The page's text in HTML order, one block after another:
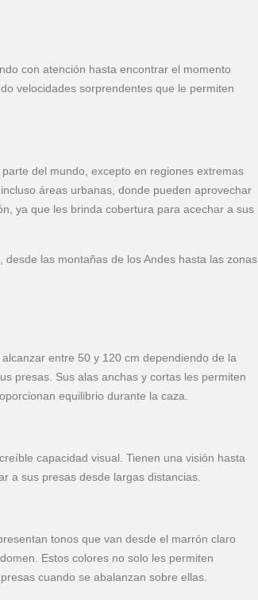
con atención hasta encontrar el momento
velocidades sorprendentes que le permiten
del mundo, excepto en regiones extremas
áreas urbanas, donde pueden aprovechar
ya que les brinda cobertura para acechar a sus
las montañas de los Andes hasta las zonas
entre 50 y 120 cm dependiendo de la
presas. Sus alas anchas y cortas les permiten
equilibrio durante la caza.
capacidad visual. Tienen una visión hasta
a sus presas desde largas distancias.
tonos que van desde el marrón claro
Estos colores no solo les permiten
cuando se abalanzan sobre ellas.